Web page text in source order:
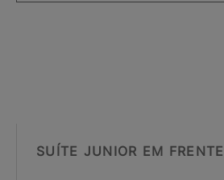
SUÍTE JUNIOR EM